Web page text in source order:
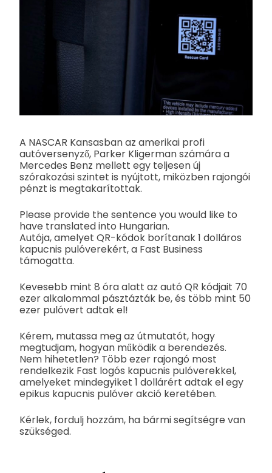
A NASCAR Kansasban az amerikai profi
autóversenyző, Parker Kligerman számára a
Mercedes Benz mellett egy teljesen új
szórakozási szintet is nyújtott, miközben rajongói
pénzt is megtakarítottak.
Please provide the sentence you would like to
have translated into Hungarian.
Autója, amelyet QR-kódok borítanak 1 dolláros
kapucnis pulóverekért, a Fast Business
támogatta.
Kevesebb mint 8 óra alatt az autó QR kódjait 70
ezer alkalommal pásztázták be, és több mint 50
ezer pulóvert adtak el!
Kérem, mutassa meg az útmutatót, hogy
megtudjam, hogyan működik a berendezés.
Nem hihetetlen? Több ezer rajongó most
rendelkezik Fast logós kapucnis pulóverekkel,
amelyeket mindegyiket 1 dollárért adtak el egy
epikus kapucnis pulóver akció keretében.
Kérlek, fordulj hozzám, ha bármi segítségre van
szükséged.